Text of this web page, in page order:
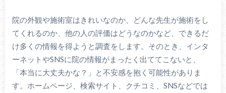
院の外観や施術室はきれいなのか、どんな先生が施術をし
てくれるのか、他の人の評価はどうなのかなど、できるだ
け多くの情報を得ようと調査をします。そのとき、インタ
ーネットやSNSに院の情報がまったく出ててこないと、
「本当に大丈夫かな？」と不安感を抱く可能性がありま
す。ホームページ、検索サイト、クチコミ、SNSなどでは